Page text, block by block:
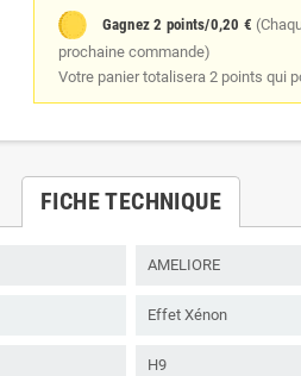
Gagnez 2 points/0,20 €
prochaine commande)
Votre panier totalisera 2 points qui
FICHE TECHNIQUE
AMELIORE
Effet Xénon
H9